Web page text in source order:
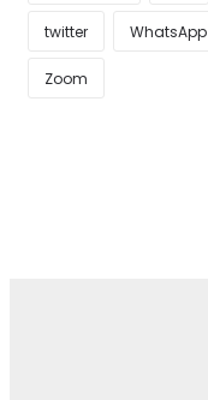
twitter WhatsApp
Zoom